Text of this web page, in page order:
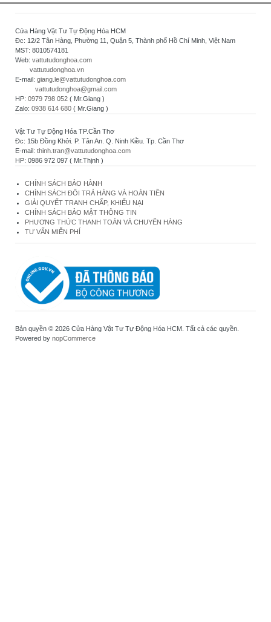
Cửa Hàng Vật Tư Tự Động Hóa HCM
Đc: 12/2 Tân Hàng, Phường 11, Quận 5, Thành phố Hồ Chí Minh, Việt Nam
MST: 8010574181
Web: vattutudonghoa.com
vattutudonghoa.vn
E-mail: giang.le@vattutudonghoa.com
vattutudonghoa@gmail.com
HP: 0979 798 052 ( Mr.Giang )
Zalo: 0938 614 680 ( Mr.Giang )
Vật Tư Tự Động Hóa TP.Cần Thơ
Đc: 15b Đồng Khởi. P. Tân An. Q. Ninh Kiều. Tp. Cần Thơ
E-mail: thinh.tran@vattutudonghoa.com
HP: 0986 972 097 ( Mr.Thịnh )
CHÍNH SÁCH BẢO HÀNH
CHÍNH SÁCH ĐỔI TRẢ HÀNG VÀ HOÀN TIỀN
GIẢI QUYẾT TRANH CHẤP, KHIẾU NẠI
CHÍNH SÁCH BẢO MẬT THÔNG TIN
PHƯƠNG THỨC THANH TOÁN VÀ CHUYỂN HÀNG
TƯ VẤN MIỄN PHÍ
Bản quyền © 2026 Cửa Hàng Vật Tư Tự Động Hóa HCM. Tất cả các quyền.
Powered by nopCommerce